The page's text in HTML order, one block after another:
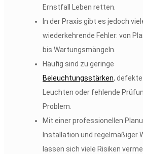
Ernstfall Leben retten.
In der Praxis gibt es jedoch
wiederkehrende Fehler: von
bis Wartungsmängeln.
Häufig sind zu geringe
Beleuchtungsstärken, defekte
Leuchten oder fehlende
Problem.
Mit einer professionellen
Installation und regelmäßiger
lassen sich viele Risiken